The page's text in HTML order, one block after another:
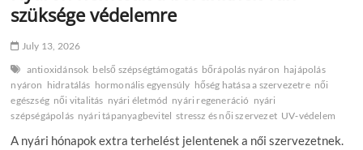
szüksége védelemre
July 13, 2026
antioxidánsok belső szépségtámogatás bőrápolás nyáron hajápolás
nyáron hidratálás hormonális egyensúly hőség hatása a szervezetre női
egészség női vitalitás nyári életmód nyári regeneráció nyári
szépségápolás nyári tápanyagbevitel stressz és női szervezet UV‑védelem
A nyári hónapok extra terhelést jelentenek a női szervezetnek.